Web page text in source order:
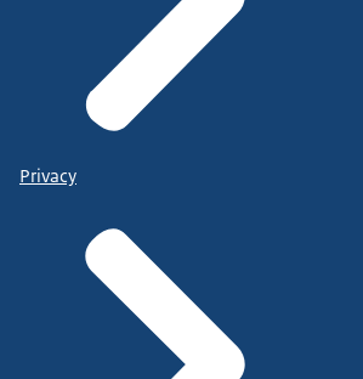
Privacy